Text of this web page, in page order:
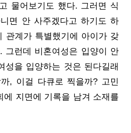
물어보기도 했다. 그러면 식
면 안 사주겠다고 하기도 하
관계가 특별했기에 아이가 갖
그런데 비혼여성은 입양이 안
성을 입양하는 것은 된다길래
, 이걸 다큐로 찍을까? 고민
에 지면에 기록을 남겨 소재를